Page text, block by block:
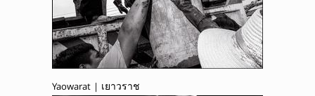
Yaowarat | เยาวราช